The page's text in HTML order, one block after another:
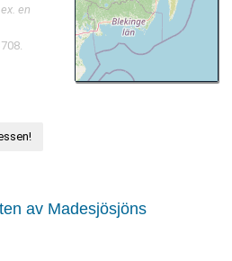
en
av Madesjösjöns